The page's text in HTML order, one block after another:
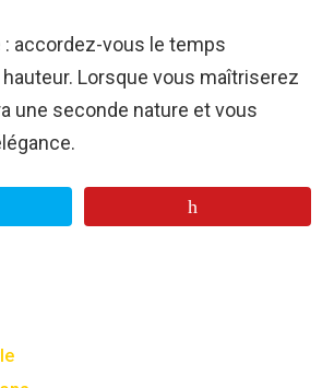
: accordez-vous le temps
Lorsque vous maîtriserez
une seconde nature et vous